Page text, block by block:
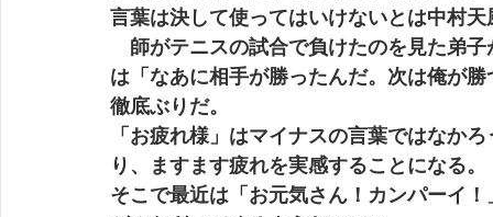
言葉は決して使ってはいけないとは中村
師がテニスの試合で負けたのを見た弟
は「なあに相手が勝ったんだ。次は俺が
徹底ぶりだ。
「お疲れ様」はマイナスの言葉ではなか
り、ますます疲れを実感することになる。
そこで最近は「お元気さん！カンパーイ